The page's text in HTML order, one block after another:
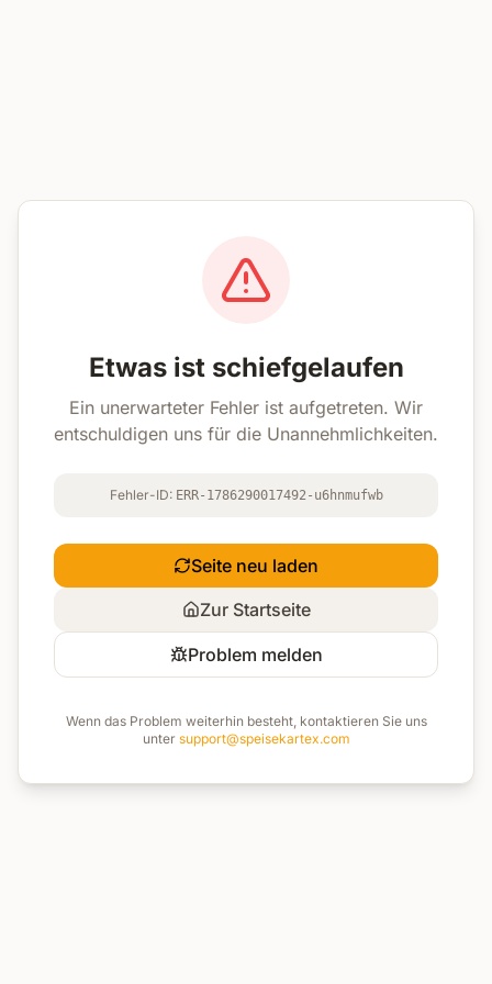
Etwas ist schiefgelaufen
Ein unerwarteter Fehler ist aufgetreten. Wir
entschuldigen uns für die Unannehmlichkeiten.
Fehler-ID: ERR-1786290017492-u6hnmufwb
Seite neu laden
Zur Startseite
Problem melden
Wenn das Problem weiterhin besteht, kontaktieren Sie uns
unter support@speisekartex.com